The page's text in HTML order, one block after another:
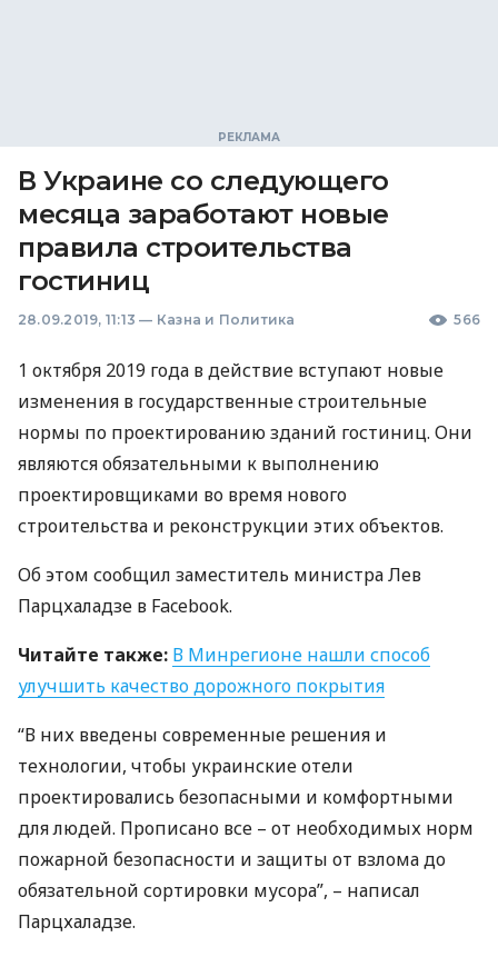
В Украине со следующего
месяца заработают новые
правила строительства
гостиниц
28.09.2019, 11:13 — Казна и Политика 566
1 октября 2019 года в действие вступают новые
изменения в государственные строительные
нормы по проектированию зданий гостиниц. Они
являются обязательными к выполнению
проектировщиками во время нового
строительства и реконструкции этих объектов.
Об этом сообщил заместитель министра Лев
Парцхаладзе в Facebook.
Читайте также: В Минрегионе нашли способ
улучшить качество дорожного покрытия
“В них введены современные решения и
технологии, чтобы украинские отели
проектировались безопасными и комфортными
для людей. Прописано все – от необходимых норм
пожарной безопасности и защиты от взлома до
обязательной сортировки мусора”, – написал
Парцхаладзе.